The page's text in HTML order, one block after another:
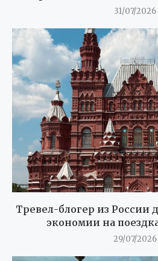
31/07/2026
Тревел-блогер из России
экономии на
29/07/2026